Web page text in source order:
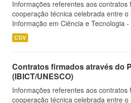
Informações referentes aos contratos
cooperação técnica celebrada entre
Informação em Ciência e Tecnologia
CSV
Contratos firmados através do
(IBICT/UNESCO)
Informações referentes aos contratos
cooperação técnica celebrada entre